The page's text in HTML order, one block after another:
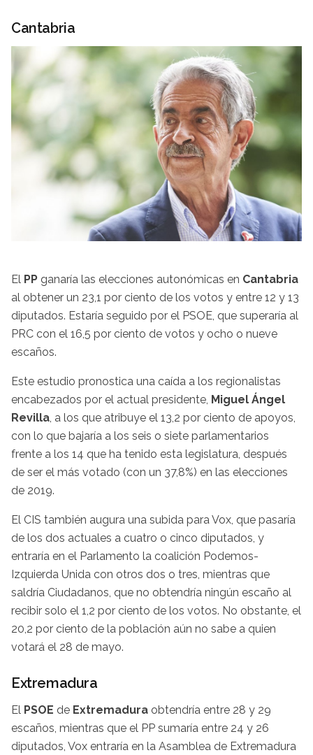
Cantabria
El PP ganaría las elecciones autonómicas en Cantabria
al obtener un 23,1 por ciento de los votos y entre 12 y 13
diputados. Estaría seguido por el PSOE, que superaría al
PRC con el 16,5 por ciento de votos y ocho o nueve
escaños.
Este estudio pronostica una caída a los regionalistas
encabezados por el actual presidente, Miguel Ángel
Revilla , a los que atribuye el 13,2 por ciento de apoyos,
con lo que bajaría a los seis o siete parlamentarios
frente a los 14 que ha tenido esta legislatura, después
de ser el más votado (con un 37,8%) en las elecciones
de 2019.
El CIS también augura una subida para Vox, que pasaría
de los dos actuales a cuatro o cinco diputados, y
entraría en el Parlamento la coalición Podemos-
Izquierda Unida con otros dos o tres, mientras que
saldría Ciudadanos, que no obtendría ningún escaño al
recibir solo el 1,2 por ciento de los votos. No obstante, el
20,2 por ciento de la población aún no sabe a quien
votará el 28 de mayo.
Extremadura
El PSOE de Extremadura obtendría entre 28 y 29
escaños, mientras que el PP sumaría entre 24 y 26
diputados, Vox entraría en la Asamblea de Extremadura